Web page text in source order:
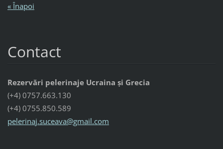
« Înapoi
Contact
Rezervări pelerinaje Ucraina și Grecia
(+4) 0757.663.130
(+4) 0755.850.589
pelerinaj.suceava@gmail.com